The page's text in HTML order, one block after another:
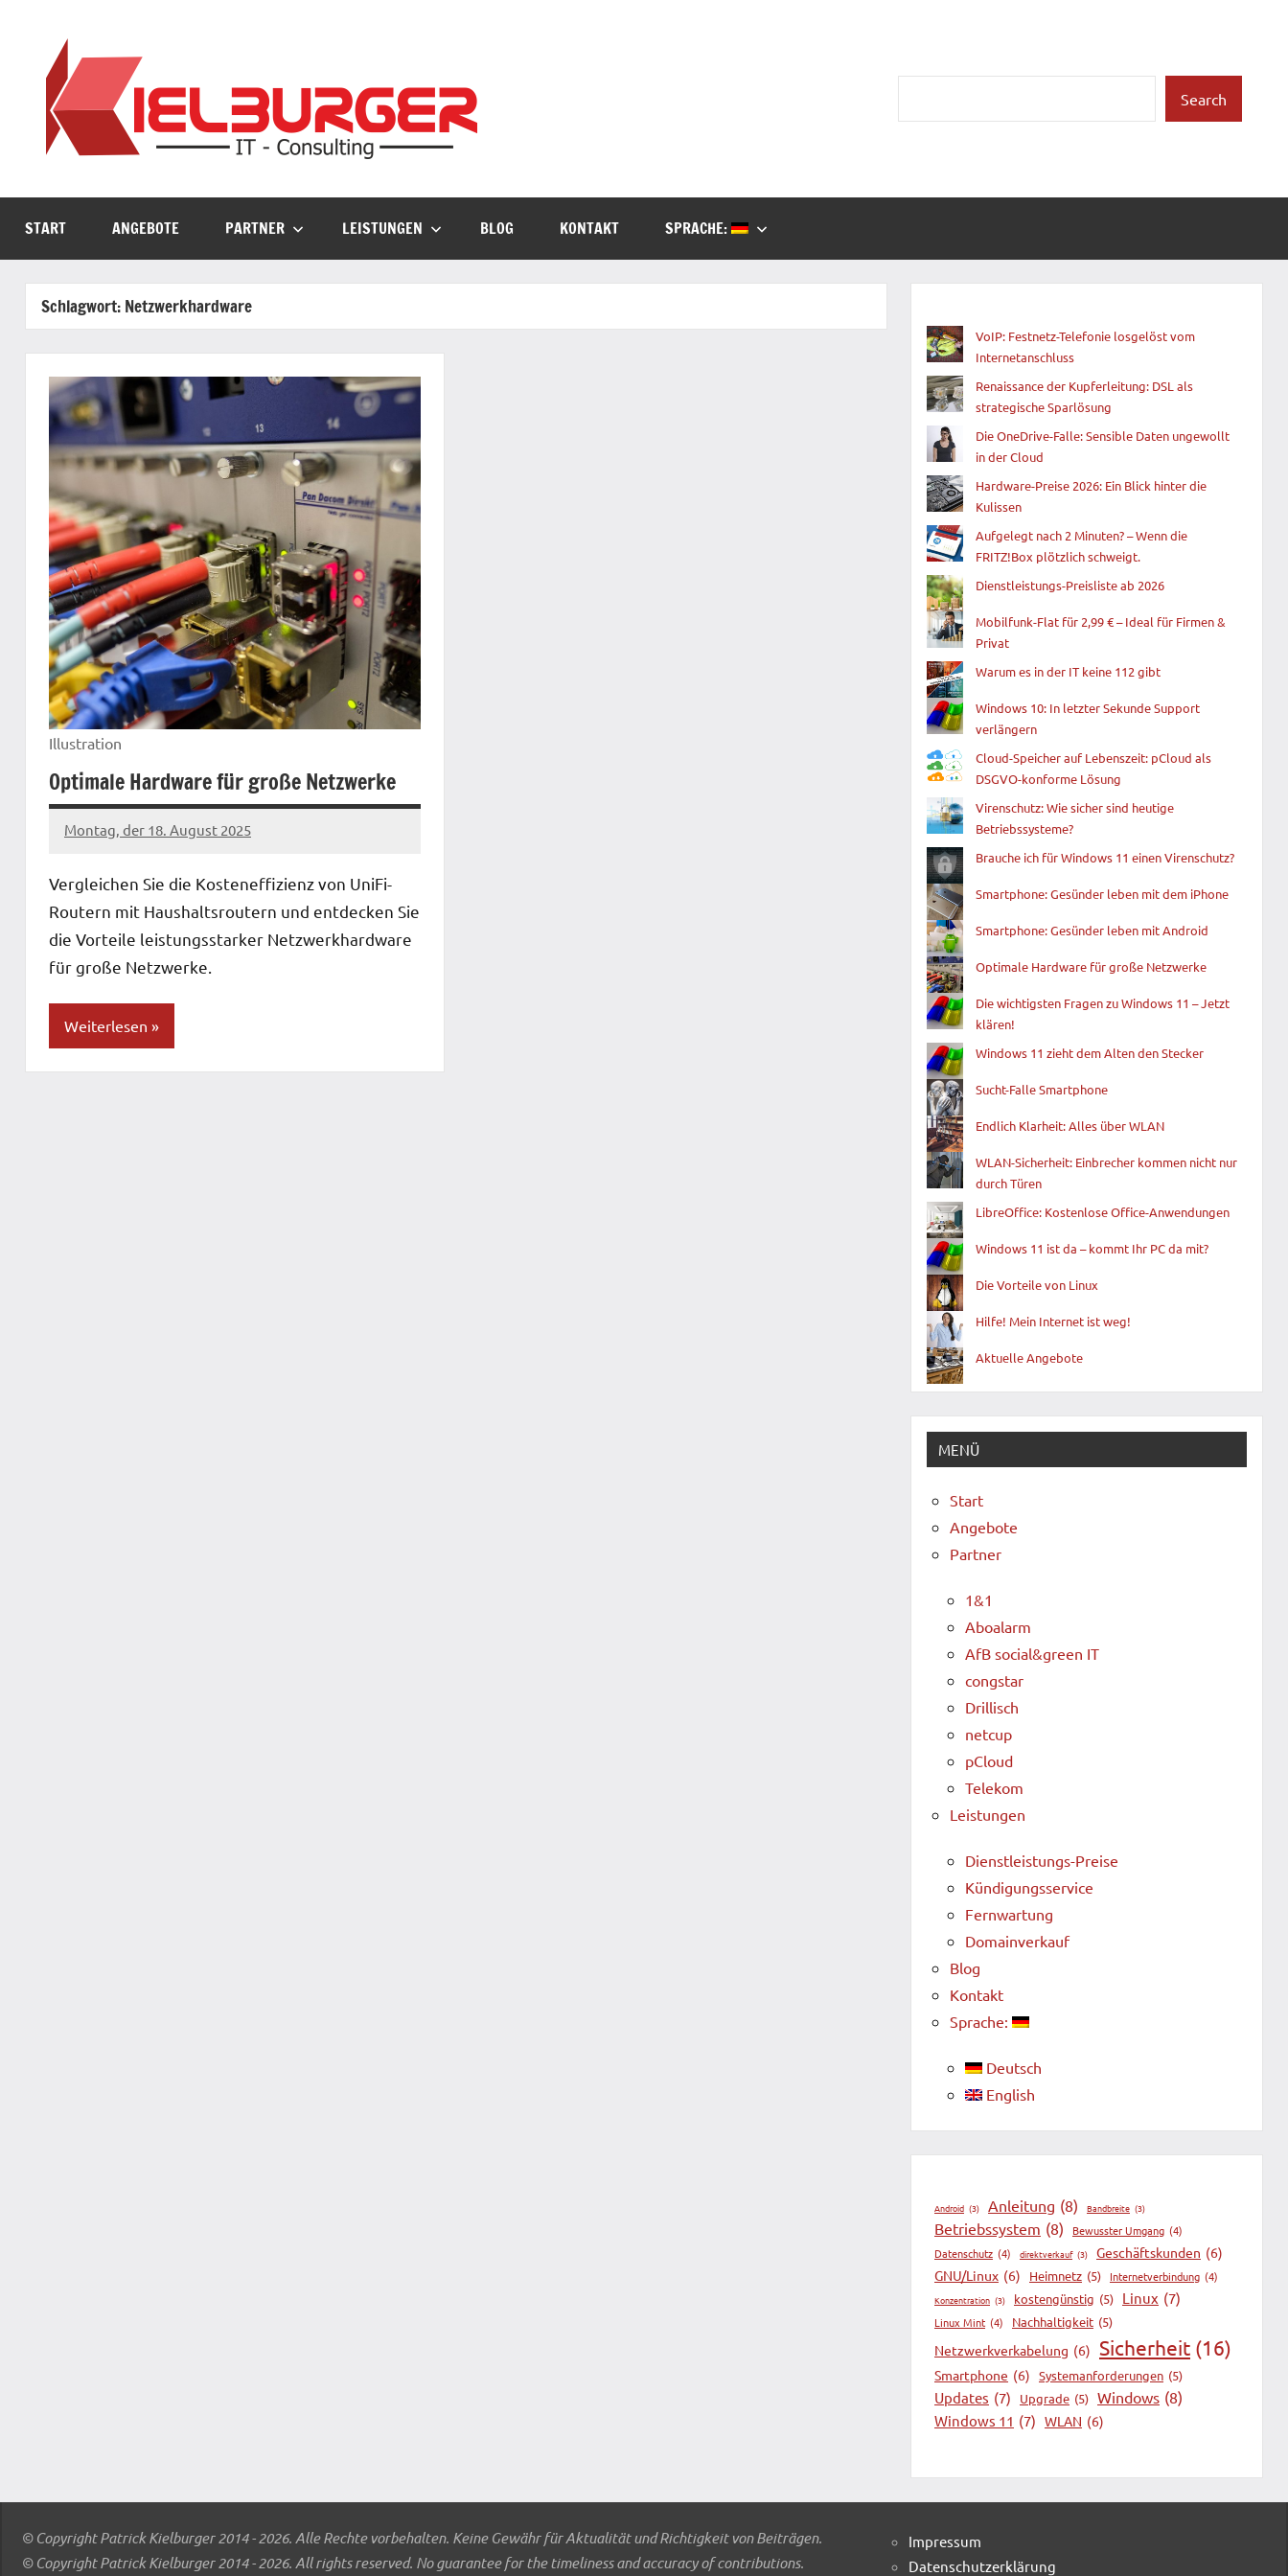
springen
Consulting
Search
START ANGEBOTE PARTNER LEISTUNGEN BLOG KONTAKT SPRACHE:
Schlagwort: Netzwerkhardware
Illustration
Optimale Hardware für große Netzwerke
Montag, der 18. August 2025
Patrick
Vergleichen Sie die Kosteneffizienz von UniFi-
Routern mit Haushaltsroutern und entdecken Sie
die Vorteile leistungsstarker Netzwerkhardware
für große Netzwerke.
Weiterlesen
VoIP: Festnetz-Telefonie losgelöst vom
Internetanschluss
Renaissance der Kupferleitung: DSL als
strategische Sparlösung
Die OneDrive-Falle: Sensible Daten ungewollt
in der Cloud
Hardware-Preise 2026: Ein Blick hinter die
Kulissen
Aufgelegt nach 2 Minuten? – Wenn die
FRITZ!Box plötzlich schweigt.
Dienstleistungs-Preisliste ab 2026
Mobilfunk-Flat für 2,99 € – Ideal für Firmen &
Privat
Warum es in der IT keine 112 gibt
Windows 10: In letzter Sekunde Support
verlängern
Cloud-Speicher auf Lebenszeit: pCloud als
DSGVO-konforme Lösung
Virenschutz: Wie sicher sind heutige
Betriebssysteme?
Brauche ich für Windows 11 einen Virenschutz?
Smartphone: Gesünder leben mit dem iPhone
Smartphone: Gesünder leben mit Android
Optimale Hardware für große Netzwerke
Die wichtigsten Fragen zu Windows 11 – Jetzt
klären!
Windows 11 zieht dem Alten den Stecker
Sucht-Falle Smartphone
Endlich Klarheit: Alles über WLAN
WLAN-Sicherheit: Einbrecher kommen nicht nur
durch Türen
LibreOffice: Kostenlose Office-Anwendungen
Windows 11 ist da – kommt Ihr PC da mit?
Die Vorteile von Linux
Hilfe! Mein Internet ist weg!
Aktuelle Angebote
MENÜ
Start
Angebote
Partner
1&1
Aboalarm
AfB social&green IT
congstar
Drillisch
netcup
pCloud
Telekom
Leistungen
Dienstleistungs-Preise
Kündigungsservice
Fernwartung
Domainverkauf
Blog
Kontakt
Sprache:
Deutsch
English
Android (3) Anleitung (8) Bandbreite (3)
Betriebssystem (8) Bewusster Umgang (4)
Datenschutz (4) direktverkauf (3) Geschäftskunden (6)
GNU/Linux (6) Heimnetz (5) Internetverbindung (4)
Konzentration (3) kostengünstig (5) Linux (7)
Linux Mint (4) Nachhaltigkeit (5)
Netzwerkverkabelung (6) Sicherheit (16)
Smartphone (6) Systemanforderungen (5)
Updates (7) Upgrade (5) Windows (8)
Windows 11 (7) WLAN (6)
© Copyright Patrick Kielburger 2014 - 2026. Alle Rechte vorbehalten. Keine Gewähr für Aktualität und Richtigkeit von Beiträgen.
© Copyright Patrick Kielburger 2014 - 2026. All rights reserved. No guarantee for the timeliness and accuracy of contributions.
Impressum
Datenschutzerklärung